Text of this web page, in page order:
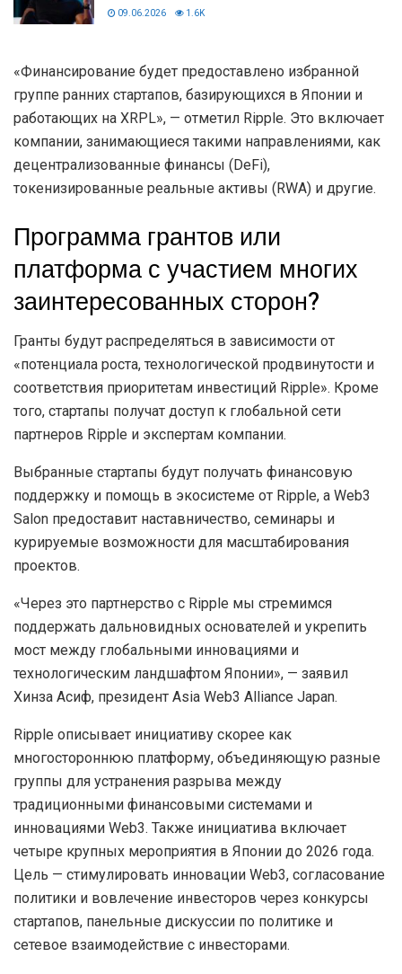
09.06.2026 1.6K
«Финансирование будет предоставлено избранной
группе ранних стартапов, базирующихся в Японии и
работающих на XRPL», — отметил Ripple. Это включает
компании, занимающиеся такими направлениями, как
децентрализованные финансы (DeFi),
токенизированные реальные активы (RWA) и другие.
Программа грантов или
платформа с участием многих
заинтересованных сторон?
Гранты будут распределяться в зависимости от
«потенциала роста, технологической продвинутости и
соответствия приоритетам инвестиций Ripple». Кроме
того, стартапы получат доступ к глобальной сети
партнеров Ripple и экспертам компании.
Выбранные стартапы будут получать финансовую
поддержку и помощь в экосистеме от Ripple, а Web3
Salon предоставит наставничество, семинары и
курируемые возможности для масштабирования
проектов.
«Через это партнерство с Ripple мы стремимся
поддержать дальновидных основателей и укрепить
мост между глобальными инновациями и
технологическим ландшафтом Японии», — заявил
Хинза Асиф, президент Asia Web3 Alliance Japan.
Ripple описывает инициативу скорее как
многостороннюю платформу, объединяющую разные
группы для устранения разрыва между
традиционными финансовыми системами и
инновациями Web3. Также инициатива включает
четыре крупных мероприятия в Японии до 2026 года.
Цель — стимулировать инновации Web3, согласование
политики и вовлечение инвесторов через конкурсы
стартапов, панельные дискуссии по политике и
сетевое взаимодействие с инвесторами.